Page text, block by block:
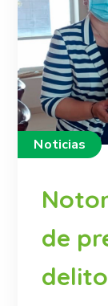
Noticias
de